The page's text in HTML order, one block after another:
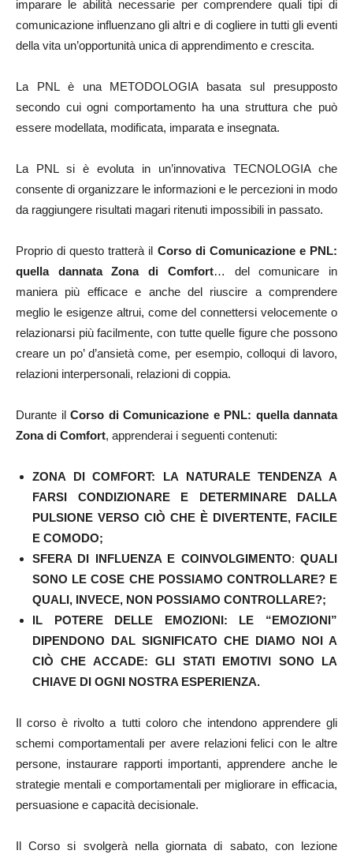
imparare le abilità necessarie per comprendere quali tipi di
comunicazione influenzano gli altri e di cogliere in tutti gli eventi
della vita un’opportunità unica di apprendimento e crescita.
La PNL è una METODOLOGIA basata sul presupposto
secondo cui ogni comportamento ha una struttura che può
essere modellata, modificata, imparata e insegnata.
La PNL si è evoluta in un’innovativa TECNOLOGIA che
consente di organizzare le informazioni e le percezioni in modo
da raggiungere risultati magari ritenuti impossibili in passato.
Proprio di questo tratterà il Corso di Comunicazione e PNL:
quella dannata Zona di Comfort… del comunicare in
maniera più efficace e anche del riuscire a comprendere
meglio le esigenze altrui, come del connettersi velocemente o
relazionarsi più facilmente, con tutte quelle figure che possono
creare un po’ d’ansietà come, per esempio, colloqui di lavoro,
relazioni interpersonali, relazioni di coppia.
Durante il Corso di Comunicazione e PNL: quella dannata
Zona di Comfort, apprenderai i seguenti contenuti:
ZONA DI COMFORT: LA NATURALE TENDENZA A
FARSI CONDIZIONARE E DETERMINARE DALLA
PULSIONE VERSO CIÒ CHE È DIVERTENTE, FACILE
E COMODO;
SFERA DI INFLUENZA E COINVOLGIMENTO:QUALI
SONO LE COSE CHE POSSIAMO CONTROLLARE? E
QUALI, INVECE, NON POSSIAMO CONTROLLARE?;
IL POTERE DELLE EMOZIONI: LE “EMOZIONI”
DIPENDONO DAL SIGNIFICATO CHE DIAMO NOI A
CIÒ CHE ACCADE: GLI STATI EMOTIVI SONO LA
CHIAVE DI OGNI NOSTRA ESPERIENZA.
Il corso è rivolto a tutti coloro che intendono apprendere gli
schemi comportamentali per avere relazioni felici con le altre
persone, instaurare rapporti importanti, apprendere anche le
strategie mentali e comportamentali per migliorare in efficacia,
persuasione e capacità decisionale.
Il Corso si svolgerà nella giornata di sabato, con lezione